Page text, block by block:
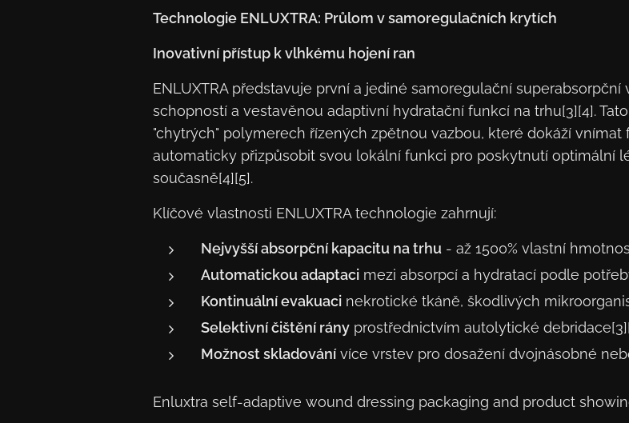
Technologie ENLUXTRA: Průlom v samoregulačních krytích
Inovativní přístup k vlhkému hojení ran
ENLUXTRA představuje první a jediné samoregulační
schopností a vestavěnou adaptivní hydratační funkcí na trhu[3][4].
"chytrých" polymerech řízených zpětnou vazbou, které dokáží
automaticky přizpůsobit svou lokální funkci pro poskytnutí optimální
současně[4][5].
Klíčové vlastnosti ENLUXTRA technologie zahrnují:
Nejvyšší absorpční kapacitu na trhu - až 1500% vlastní
Automatickou adaptacimezi absorpcí a hydratací podle
Kontinuální evakuacinekrotické tkáně, škodlivých
Selektivní čištění rányprostřednictvím autolytické
Možnost skladovánívíce vrstev pro dosažení dvojnásobné
Enluxtra self-adaptive wound dressing packaging and product